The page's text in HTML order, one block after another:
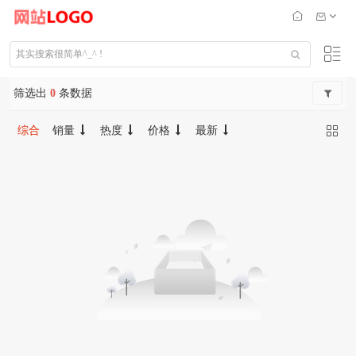
筛选出 0 条数据
综合 销量 热度 价格 最新